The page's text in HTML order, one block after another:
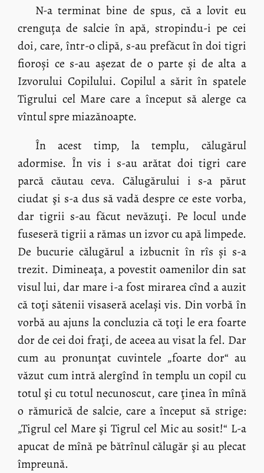
N-a terminat bine de spus, că a lovit eu
crenguța de salcie în apă, stropindu-i pe cei
doi, care, într-o clipă, s-au prefăcut în doi tigri
fioroși ce s-au așezat de o parte și de alta a
Izvorului Copilului. Copilul a sărit în spatele
Tigrului cel Mare care a început să alerge ca
vîntul spre miazănoapte.
În acest timp, la templu, călugărul
adormise. În vis i s-au arătat doi tigri care
parcă căutau ceva. Călugărului i s-a părut
ciudat şi s-a dus să vadă despre ce este vorba,
dar tigrii s-au făcut nevăzuţi. Pe locul unde
fuseseră tigrii a rămas un izvor cu apă limpede.
De bucurie călugărul a izbucnit în rîs și s-a
trezit. Dimineaţa, a povestit oamenilor din sat
visul lui, dar mare i-a fost mirarea cînd a auzit
că toţi sătenii visaseră același vis. Din vorbă în
vorbă au ajuns la concluzia că toţi le era foarte
dor de cei doi fraţi, de aceea au visat la fel. Dar
cum au pronunţat cuvintele „foarte dor“ au
văzut cum intră alergînd în templu un copil cu
totul şi cu totul necunoscut, care ţinea în mînă
o rămurică de salcie, care a început să strige:
„Tigrul cel Mare şi Tigrul cel Mic au sosit!“ L-a
apucat de mînă pe bătrînul călugăr şi au plecat
împreună.